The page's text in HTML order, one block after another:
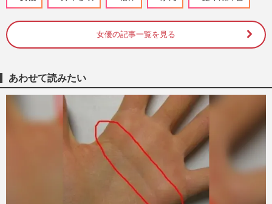
奈・北川景子らの「サウナ」大好き芸能人
週刊女性2023年8月22日・8月29日号 2023/8/16
切るサウナ温活術で「冷え知らず＆美肌キ
ープ」
週刊女性2022年2月8日号
綾瀬はるかと高橋一生『天国と地獄』で話
題！ 名作ぞろい“入れ替わりドラマ”の歴
週刊女性2021年2月16日号
女優の記事一覧を見る
あわせて読みたい